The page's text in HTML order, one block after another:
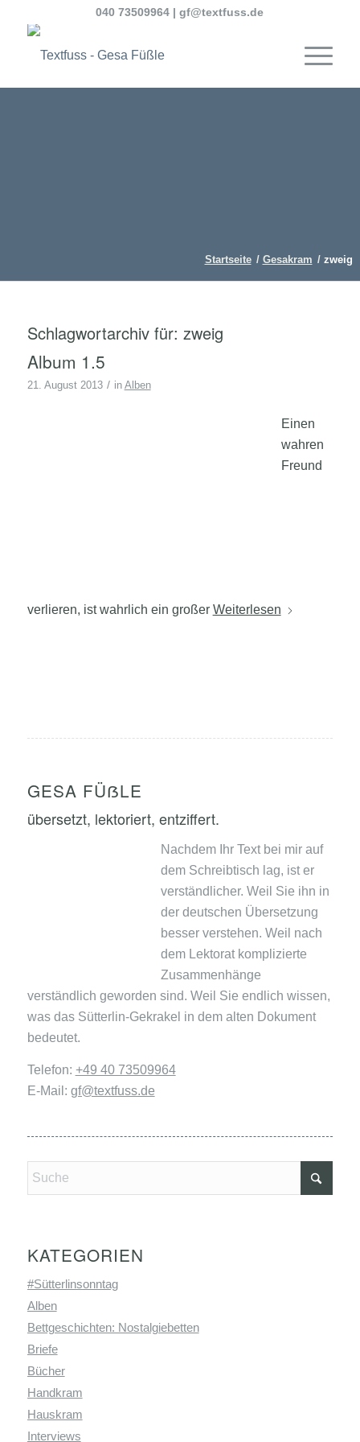
040 73509964 |gf@textfuss.de
Startseite / Gesakram / zweig
Schlagwortarchiv für: zweig
Album 1.5
21. August 2013 / in Alben
Einen
wahren
Freund
verlieren, ist wahrlich ein großer Weiterlesen
GESA FÜẞLE
übersetzt, lektoriert, entziffert.
Nachdem Ihr Text bei mir auf
dem Schreibtisch lag, ist er
verständlicher. Weil Sie ihn in
der deutschen Übersetzung
besser verstehen. Weil nach
dem Lektorat komplizierte
Zusammenhänge
verständlich geworden sind. Weil Sie endlich wissen,
was das Sütterlin-Gekrakel in dem alten Dokument
bedeutet.
Telefon: +49 40 73509964
E-Mail: gf@textfuss.de
KATEGORIEN
#Sütterlinsonntag
Alben
Bettgeschichten: Nostalgiebetten
Briefe
Bücher
Handkram
Hauskram
Interviews